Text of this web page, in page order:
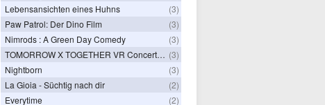
Lebensansichten eines Huhns
(3)
Paw Patrol: Der Dino Film
(3)
Nimrods : A Green Day Comedy
(3)
TOMORROW X TOGETHER VR Concert: Endless Ride (3)
Nightborn
(3)
La Gioia - Süchtig nach dir
(2)
Everytime
(2)